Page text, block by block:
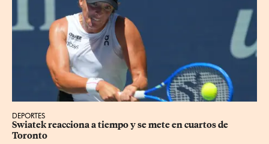
DEPORTES
Swiatek reacciona a tiempo y se mete en cuartos de
Toronto